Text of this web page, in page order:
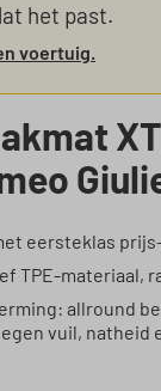
het past.
voertuig.
eersteklas
TPE-materiaal,
allround
vuil, natheid